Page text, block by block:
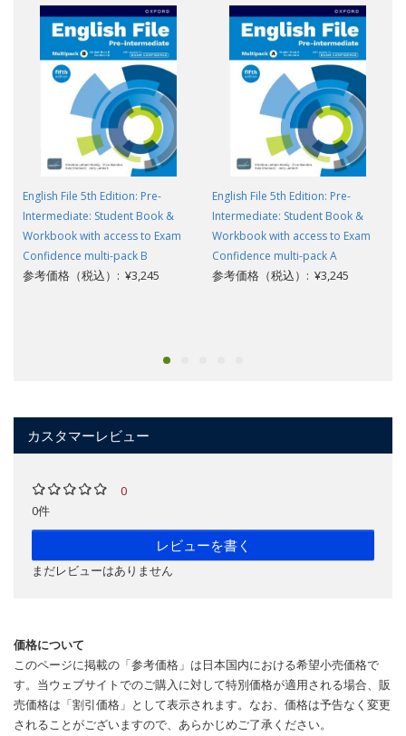
English File 5th Edition: Pre-
Intermediate: Student Book &
Workbook with access to Exam
Confidence multi-pack B
参考価格（税込）: ¥3,245
English File 5th Edition: Pre-
Intermediate: Student Book &
Workbook with access to Exam
Confidence multi-pack A
参考価格（税込）: ¥3,245
カスタマーレビュー
0
0件
レビューを書く
まだレビューはありません
価格について
このページに掲載の「参考価格」は日本国内における希望小売価格で
す。当ウェブサイトでのご購入に対して特別価格が適用される場合、販
売価格は「割引価格」として表示されます。なお、価格は予告なく変更
されることがございますので、あらかじめご了承ください。